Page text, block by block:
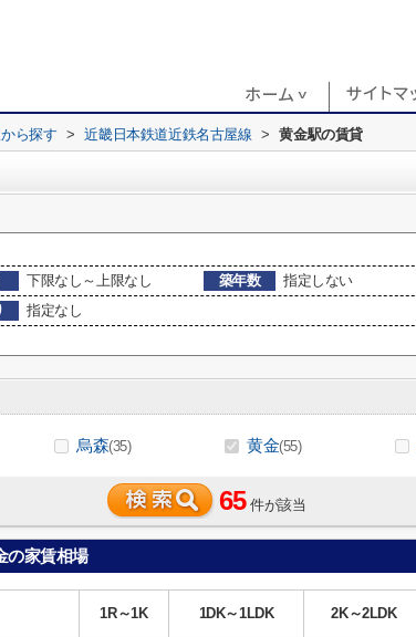
ら探す > 近畿日本鉄道近鉄名古屋線 > 黄金駅の賃貸
下限なし～上限なし 築年数
指定しない
指定なし
烏森(35) 黄金(55)
65 件が該当
の家賃相場
1R～1K 1DK～1LDK 2K～2LDK